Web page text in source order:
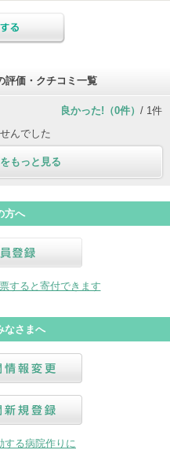
評価・クチコミ一覧
良かった!（0件） / 1件
んでした
もっと見る
方へ
すると寄付できます
なさまへ
する病院作りに